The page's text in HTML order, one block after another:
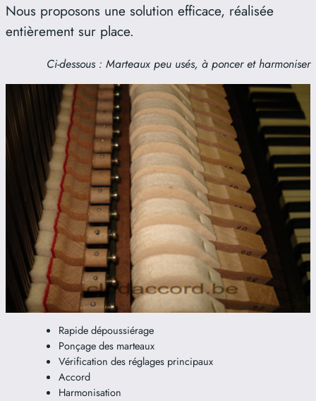
Nous proposons une solution efficace, réalisée
entièrement sur place.
Ci-dessous : Marteaux peu usés, à poncer et harmoniser
Rapide dépoussiérage
Ponçage des marteaux
Vérification des réglages principaux
Accord
Harmonisation